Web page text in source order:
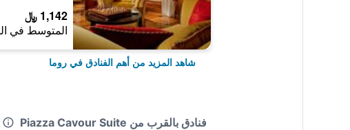
1,142 ﷼
المتوسط في
شاهد المزيد من أهم الفنادق في روما
فنادق بالقرب من Piazza Cavour Suite